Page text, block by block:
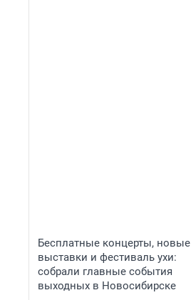
Бесплатные концерты, новые
выставки и фестиваль ухи:
собрали главные события
выходных в Новосибирске